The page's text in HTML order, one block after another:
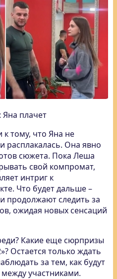
плачет
к тому, что Яна не
расплакалась. Она явно
сюжета. Пока Леша
свой компромат,
интриг к
Что будет дальше –
продолжают следить за
ожидая новых сенсаций
Какие еще сюрпризы
Остается только ждать
за тем, как будут
участниками.